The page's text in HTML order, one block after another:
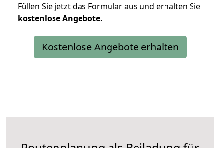
Füllen Sie jetzt das Formular aus und erhalten Sie
kostenloseAngebote.
Kostenlose Angebote erhalten